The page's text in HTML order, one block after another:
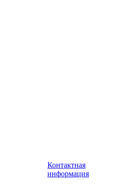
Контактная
информация